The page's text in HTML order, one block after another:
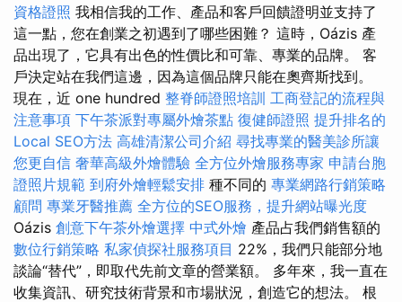
資格證照 我相信我的工作、產品和客戶回饋證明並支持了
這一點，您在創業之初遇到了哪些困難？ 這時，Oázis 產
品出現了，它具有出色的性價比和可靠、專業的品牌。 客
戶決定站在我們這邊，因為這個品牌只能在奧齊斯找到。
現在，近 one hundred 整脊師證照培訓 工商登記的流程與
注意事項 下午茶派對專屬外燴茶點 復健師證照 提升排名的
Local SEO方法 高雄清潔公司介紹 尋找專業的醫美診所讓
您更自信 奢華高級外燴體驗 全方位外燴服務專家 申請台胞
證照片規範 到府外燴輕鬆安排 種不同的 專業網路行銷策略
顧問 專業牙醫推薦 全方位的SEO服務，提升網站曝光度
Oázis 創意下午茶外燴選擇 中式外燴 產品占我們銷售額的
數位行銷策略 私家偵探社服務項目 22%，我們只能部分地
談論“替代”，即取代先前文章的營業額。 多年來，我一直在
收集資訊、研究技術背景和市場狀況，創造它的想法。 根